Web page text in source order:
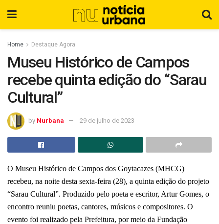
Home Destaque Agora
Museu Histórico de Campos
recebe quinta edição do “Sarau
Cultural”
by Nurbana 29 de julho de 2023
O Museu Histórico de Campos dos Goytacazes (MHCG)
recebeu, na noite desta sexta-feira (28), a quinta edição do projeto
“Sarau Cultural”. Produzido pelo poeta e escritor, Artur Gomes, o
encontro reuniu poetas, cantores, músicos e compositores. O
evento foi realizado pela Prefeitura, por meio da Fundação